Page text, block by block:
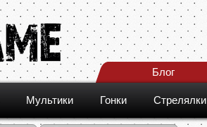
Блог
Мультики Гонки Стрелялки